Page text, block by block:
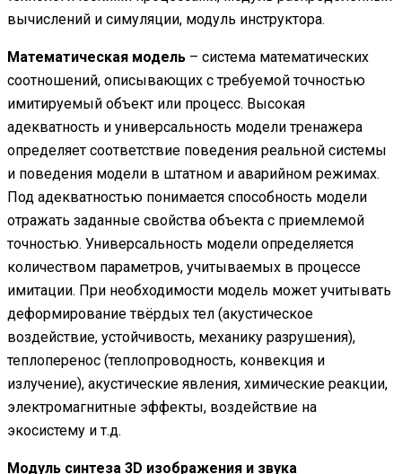
вычислений и симуляции, модуль инструктора.
Математическая модель – система математических
соотношений, описывающих с требуемой точностью
имитируемый объект или процесс. Высокая
адекватность и универсальность модели тренажера
определяет соответствие поведения реальной системы
и поведения модели в штатном и аварийном режимах.
Под адекватностью понимается способность модели
отражать заданные свойства объекта с приемлемой
точностью. Универсальность модели определяется
количеством параметров, учитываемых в процессе
имитации. При необходимости модель может учитывать
деформирование твёрдых тел (акустическое
воздействие, устойчивость, механику разрушения),
теплоперенос (теплопроводность, конвекция и
излучение), акустические явления, химические реакции,
электромагнитные эффекты, воздействие на
экосистему и т.д.
Модуль синтеза 3D изображения и звука